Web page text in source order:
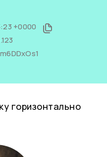
+0000
горизонтально